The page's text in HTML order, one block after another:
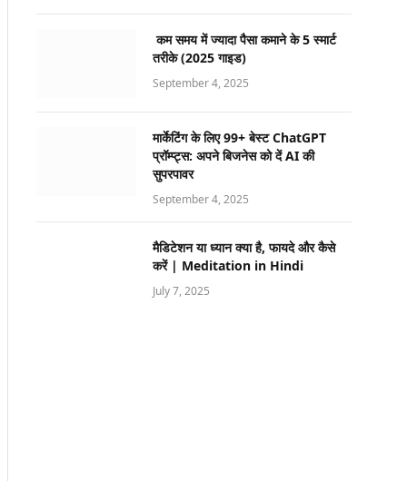
कम समय में ज्यादा पैसा कमाने के 5 स्मार्ट
तरीके (2025 गाइड)
September 4, 2025
मार्केटिंग के लिए 99+ बेस्ट ChatGPT
प्रॉम्प्ट्स: अपने बिजनेस को दें AI की
सुपरपावर
September 4, 2025
मैडिटेशन या ध्यान क्या है, फायदे और कैसे
करें | Meditation in Hindi
July 7, 2025